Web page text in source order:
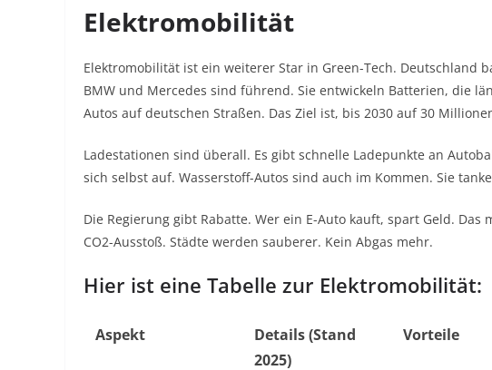
Elektromobilität
Elektromobilität ist ein weiterer Star in Green-Tech. Deutschland
BMW und Mercedes sind führend. Sie entwickeln Batterien, die
Autos auf deutschen Straßen. Das Ziel ist, bis 2030 auf 30
Ladestationen sind überall. Es gibt schnelle Ladepunkte an
sich selbst auf. Wasserstoff-Autos sind auch im Kommen. Sie
Die Regierung gibt Rabatte. Wer ein E-Auto kauft, spart Geld.
CO2-Ausstoß. Städte werden sauberer. Kein Abgas mehr.
Hier ist eine Tabelle zur Elektromobilität:
Aspekt
Details (Stand
2025)
Vorteile